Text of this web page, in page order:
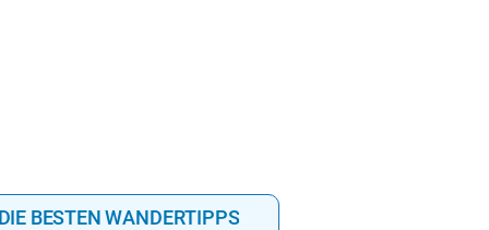
DIE BESTEN WANDERTIPPS